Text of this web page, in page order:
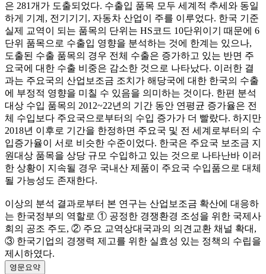
은 281개가 도출되었다. 수출입 품목 모두 세계적 추세와 동일
하게 기계, 전기기기, 자동차 산업이 주를 이루었다. 한국 기준
실제 교역이 되는 품목의 단위는 HS코드 10단위이기 때문에 6
단위 품목으로 수출입 영향을 분석하는 것에 한계는 있으나,
도출된 수출 품목의 경우 전체 수출은 증가하고 있는 반면 주
요국에 대한 수출 비중은 감소한 것으로 나타났다. 이러한 결
과는 주요국의 산업보조금 조치가 해당국에 대한 한국의 수출
에 부정적 영향을 미칠 수 있음을 의미하는 것이다. 한편 분석
대상 수입 품목의 2012~22년의 기간 동안 연평균 증가율은 전
체 수입보다 주요국으로부터의 수입 증가가 더 빨랐다. 하지만
2018년 이후로 기간을 한정하면 주요국 및 전 세계로부터의 수
입증가율이 서로 비슷한 수준이었다. 한국은 주요국 보조금 지
원대상 품목을 상당 규모 수입하고 있는 것으로 나타난바 이러
한 상황이 지속될 경우 국내산 제품이 주요국 수입품으로 대체
될 가능성도 존재한다.
이상의 분석 결과로부터 본 연구는 산업보조금 확산에 대응하
는 한국정부의 역할로 ① 공정한 경쟁환경 조성을 위한 국제사
회의 공조 주도, ② 주요 교역상대국과의 의견교환 채널 확대,
③ 한국기업의 경쟁력 제고를 위한 실효성 있는 정책의 수립을
제시하였다.
영문요약